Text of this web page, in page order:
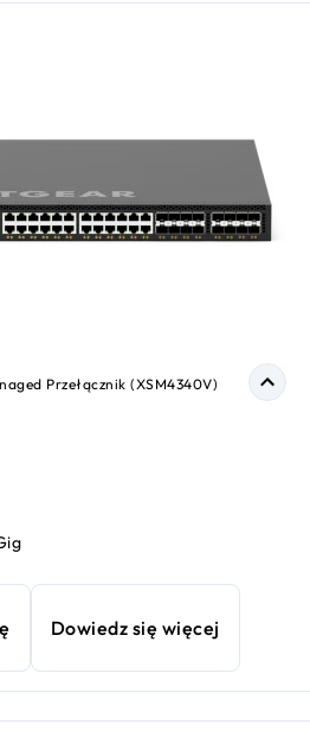
Przełącznik (XSM4340V​​)
Dowiedz się więcej